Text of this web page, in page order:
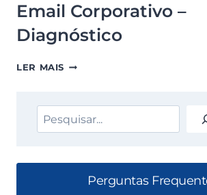
Email Corporativo –
Diagnóstico
LER MAIS EMAIL
DIAGNÓSTICO
Pesquisar
Perguntas